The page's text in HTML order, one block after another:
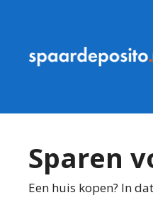
inhoud
Sparen
Een huis kopen? In